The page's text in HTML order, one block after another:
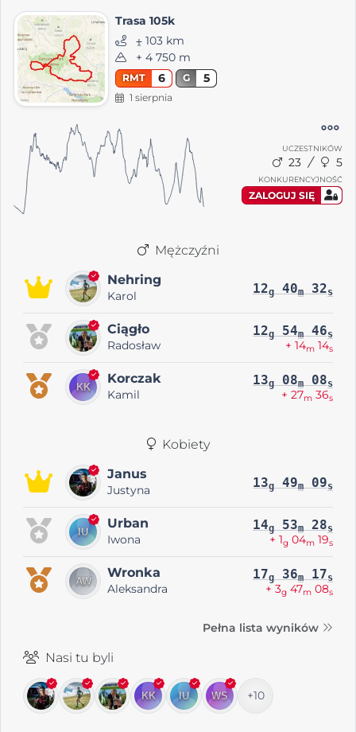
Trasa 105k
⨦ 103 km
+ 4 750 m
RMT 6 G 5
1 sierpnia
UCZESTNIKÓW
23 5
KONKURENCYJNOŚĆ
ZALOGUJ SIĘ
Mężczyźni
Nehring
Karol 12g 40m 32s
Ciągło
Radosław
12g 54m 46s
+ 14m 14s
Korczak
Kamil
13g 08m 08s
+ 27m 36s
Kobiety
Janus
Justyna 13g 49m 09s
Urban
Iwona
14g 53m 28s
+ 1g 04m 19s
Wronka
Aleksandra
17g 36m 17s
+ 3g 47m 08s
Pełna lista wyników
Nasi tu byli
+10